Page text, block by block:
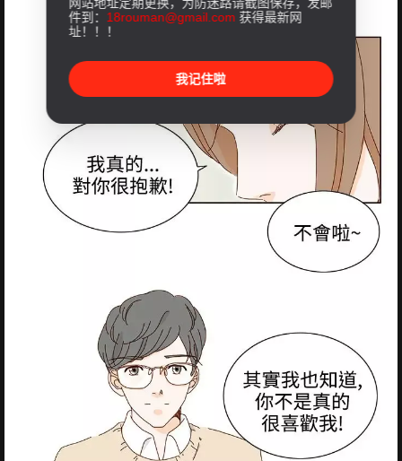
件到： 18rouman@gmail.com 获得最新网
址！！！
我记住啦